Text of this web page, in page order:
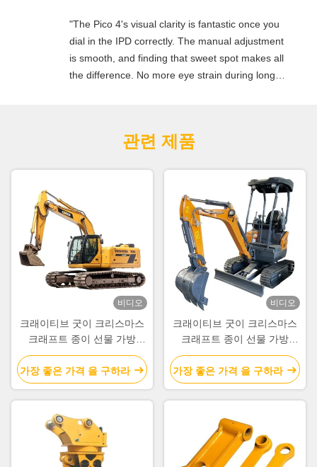
"The Pico 4's visual clarity is fantastic once you
dial in the IPD correctly. The manual adjustment
is smooth, and finding that sweet spot makes all
the difference. No more eye strain during long
manual adjustment is smooth, and finding that
strain during long sessions. Highly recommend
taking the time to set it up properly!""The Pico 4's
visual clarity is fantastic once you dial in the IPD
correctly. The manual adjustment is smooth, and
finding that sweet spot makes all the difference.
No more eye strain during long sessions. Highly
recommend taking the time to set it up
properly!""The Pico 4's visual clarity is fantastic
once you dial in the IPD correctly. The manual
adjustment is smooth, and finding that sweet spot
makes all the difference. No more eye strain
during long sessions. Highly r
관련 제품
비디오
크래이티브 굿이 크리스마스
크래프트 종이 선물 가방
Xmas 장식 파티에 자신의 로
고와
가장 좋은 가격 을 구하라
비디오
크래이티브 굿이 크리스마스
크래프트 종이 선물 가방
Xmas 장식 파티에 자신의 로
고와
가장 좋은 가격 을 구하라